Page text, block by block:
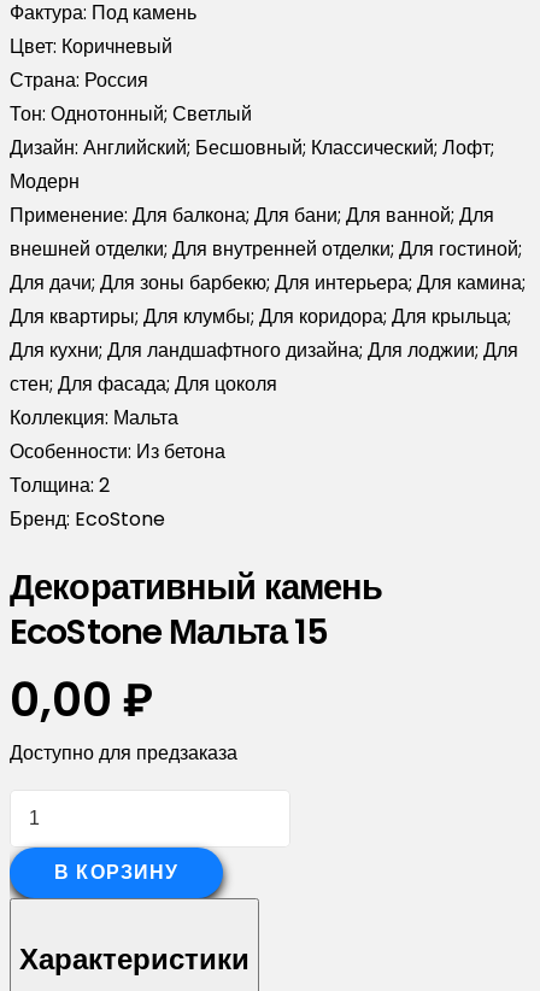
Фактура: Под камень
Цвет: Коричневый
Страна: Россия
Тон: Однотонный; Светлый
Дизайн: Английский; Бесшовный; Классический; Лофт;
Модерн
Применение: Для балкона; Для бани; Для ванной; Для
внешней отделки; Для внутренней отделки; Для гостиной;
Для дачи; Для зоны барбекю; Для интерьера; Для камина;
Для квартиры; Для клумбы; Для коридора; Для крыльца;
Для кухни; Для ландшафтного дизайна; Для лоджии; Для
стен; Для фасада; Для цоколя
Коллекция: Мальта
Особенности: Из бетона
Толщина: 2
Бренд: EcoStone
Декоративный камень
EcoStone Мальта 15
0,00 ₽
Доступно для предзаказа
Количество
Декоративный
камень
Мальта
В КОРЗИНУ
Характеристики